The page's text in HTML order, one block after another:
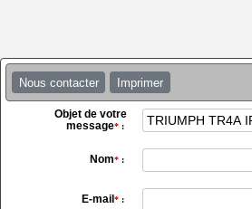
Nous contacter Imprimer
Objet de votre
message*:
Nom*:
E-mail *: